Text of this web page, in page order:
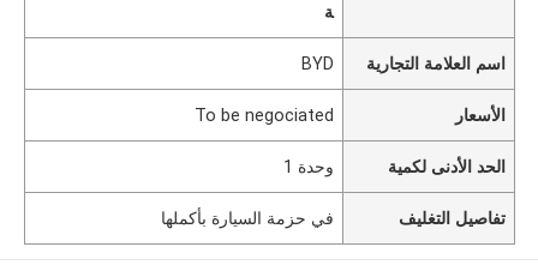
ة
اسم العلامة التجارية BYD
الأسعار To be negociated
الحد الأدنى لكمية وحدة 1
تفاصيل التغليف في حزمة السيارة بأكملها